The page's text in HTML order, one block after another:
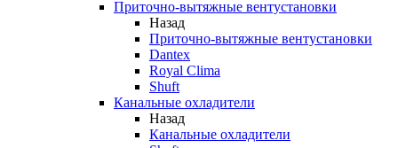
Приточно-вытяжные вентустановки
Назад
Приточно-вытяжные вентустановки
Dantex
Royal Clima
Shuft
Канальные охладители
Назад
Канальные охладители